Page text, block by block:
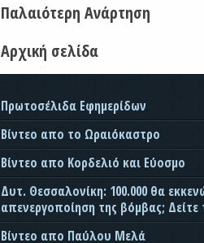
Παλαιότερη Ανάρτηση
Αρχική σελίδα
Πρωτοσέλιδα Εφημερίδων
Βίντεο απο το Ωραιόκαστρο
Βίντεο απο Κορδελιό και Εύοσμο
Δυτ. Θεσσαλονίκη: 100.000 θα
απενεργοποίηση της βόμβας; Δείτε
Βίντεο απο Παύλου Μελά